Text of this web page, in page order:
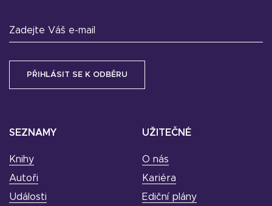
SEZNAMY
Knihy
Autoři
Události
UŽITEČNÉ
O nás
Kariéra
Ediční plány
Zadejte Váš e-mail